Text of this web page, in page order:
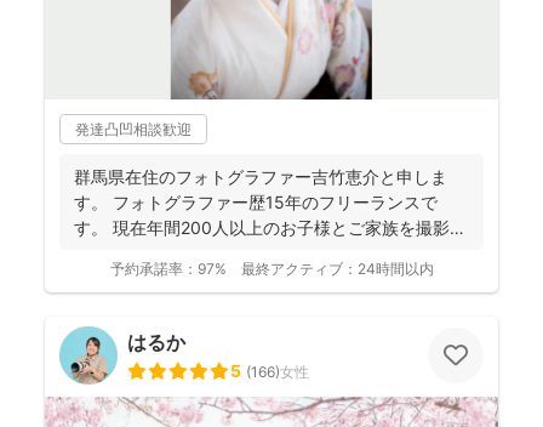
発達凸凹相談歓迎
群馬県在住のフォトグラファー吉竹恵介と申しま
す。 フォトグラファー歴15年のフリーランスで
す。 現在年間200人以上のお子様とご家族を撮影し
予約承諾率： 97% 最終アクティブ： 24時間以内
はるか
5 (166)女性